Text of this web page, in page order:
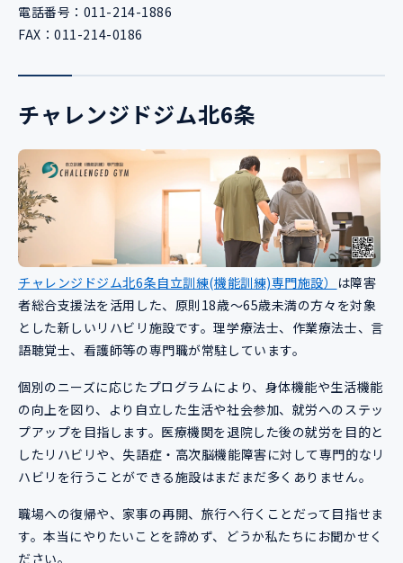
電話番号：011-214-1886
FAX：011-214-0186
チャレンジドジム北6条
チャレンジドジム北6条自立訓練(機能訓練)専門施設）
は障害
者総合支援法を活用した、原則18歳〜65歳未満の方々を対象
とした新しいリハビリ施設です。理学療法士、作業療法士、言
語聴覚士、看護師等の専門職が常駐しています。
個別のニーズに応じたプログラムにより、身体機能や生活機能
の向上を図り、より自立した生活や社会参加、就労へのステッ
プアップを目指します。医療機関を退院した後の就労を目的と
したリハビリや、失語症・高次脳機能障害に対して専門的なリ
ハビリを行うことができる施設はまだまだ多くありません。
職場への復帰や、家事の再開、旅行へ行くことだって目指せま
す。本当にやりたいことを諦めず、どうか私たちにお聞かせく
ださい。